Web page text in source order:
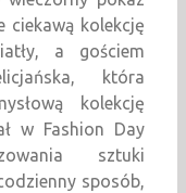
ciekawą kolekcję
a gościem
która
kolekcję
w Fashion Day
sztuki
sposób,